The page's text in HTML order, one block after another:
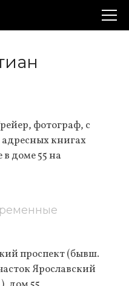
фотограф, с
адресных книгах
в доме 55 на
проспект (бывш.
Ярославский